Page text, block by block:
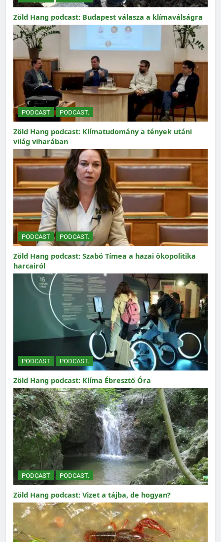
Zöld Hang podcast: Budapest válasza a klímaválságra
PODCAST PODCAST.
Zöld Hang podcast: Klímatudomány a tények utáni
világ viharában
PODCAST PODCAST.
Zöld Hang podcast: Szabó Tímea a hazai ökopolitika
harcairól
PODCAST PODCAST.
Zöld Hang podcast: Klíma Ébresztő Óra
PODCAST PODCAST.
Zöld Hang podcast: Vizet a tájba, de hogyan?